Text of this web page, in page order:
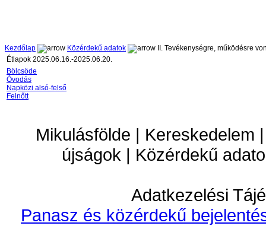
Kezdőlap Közérdekű adatok
II. Tevékenységre, működésre
Étlapok 2025.06.16.-2025.06.20.
Bölcsöde
Óvodás
Napközi alsó-felső
Felnőtt
Mikulásfölde | Kereskedelem
újságok | Közérdekű
Adatkezelési
Panasz és közérdekű